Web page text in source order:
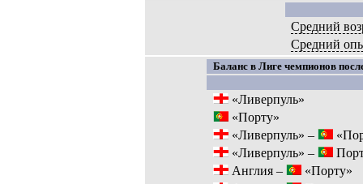
Средний
Средний
Баланс в Лиге чемпионов
«Ливерпуль»
«Порту»
«Ливерпуль» –
«Ливерпуль» –
Англия –
«Порту»